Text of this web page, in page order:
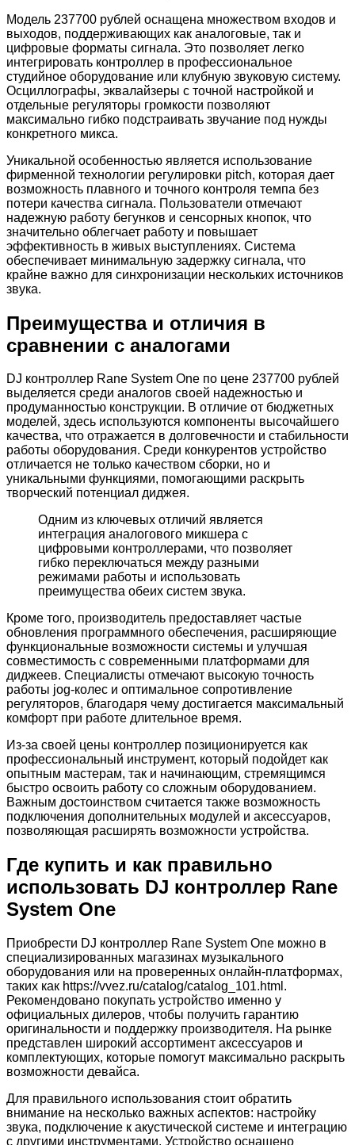
Модель 237700 рублей оснащена множеством входов и
выходов, поддерживающих как аналоговые, так и
цифровые форматы сигнала. Это позволяет легко
интегрировать контроллер в профессиональное
студийное оборудование или клубную звуковую систему.
Осциллографы, эквалайзеры с точной настройкой и
отдельные регуляторы громкости позволяют
максимально гибко подстраивать звучание под нужды
конкретного микса.
Уникальной особенностью является использование
фирменной технологии регулировки pitch, которая дает
возможность плавного и точного контроля темпа без
потери качества сигнала. Пользователи отмечают
надежную работу бегунков и сенсорных кнопок, что
значительно облегчает работу и повышает
эффективность в живых выступлениях. Система
обеспечивает минимальную задержку сигнала, что
крайне важно для синхронизации нескольких источников
звука.
Преимущества и отличия в
сравнении с аналогами
DJ контроллер Rane System One по цене 237700 рублей
выделяется среди аналогов своей надежностью и
продуманностью конструкции. В отличие от бюджетных
моделей, здесь используются компоненты высочайшего
качества, что отражается в долговечности и стабильности
работы оборудования. Среди конкурентов устройство
отличается не только качеством сборки, но и
уникальными функциями, помогающими раскрыть
творческий потенциал диджея.
Одним из ключевых отличий является
интеграция аналогового микшера с
цифровыми контроллерами, что позволяет
гибко переключаться между разными
режимами работы и использовать
преимущества обеих систем звука.
Кроме того, производитель предоставляет частые
обновления программного обеспечения, расширяющие
функциональные возможности системы и улучшая
совместимость с современными платформами для
диджеев. Специалисты отмечают высокую точность
работы jog-колес и оптимальное сопротивление
регуляторов, благодаря чему достигается максимальный
комфорт при работе длительное время.
Из-за своей цены контроллер позиционируется как
профессиональный инструмент, который подойдет как
опытным мастерам, так и начинающим, стремящимся
быстро освоить работу со сложным оборудованием.
Важным достоинством считается также возможность
подключения дополнительных модулей и аксессуаров,
позволяющая расширять возможности устройства.
Где купить и как правильно
использовать DJ контроллер Rane
System One
Приобрести DJ контроллер Rane System One можно в
специализированных магазинах музыкального
оборудования или на проверенных онлайн-платформах,
таких как https://vvez.ru/catalog/catalog_101.html.
Рекомендовано покупать устройство именно у
официальных дилеров, чтобы получить гарантию
оригинальности и поддержку производителя. На рынке
представлен широкий ассортимент аксессуаров и
комплектующих, которые помогут максимально раскрыть
возможности девайса.
Для правильного использования стоит обратить
внимание на несколько важных аспектов: настройку
звука, подключение к акустической системе и интеграцию
с другими инструментами. Устройство оснащено